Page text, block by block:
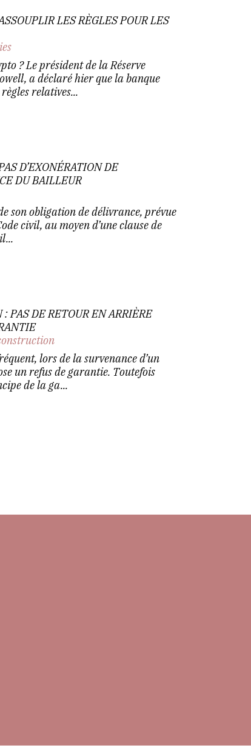
LES RÈGLES POUR LES
? Le président de la Réserve
a déclaré hier que la banque
relatives...
D’EXONÉRATION DE
DU BAILLEUR
son obligation de délivrance, prévue
civil, au moyen d’une clause de
PAS DE RETOUR EN ARRIÈRE
lors de la survenance d’un
un refus de garantie. Toutefois
de la ga...